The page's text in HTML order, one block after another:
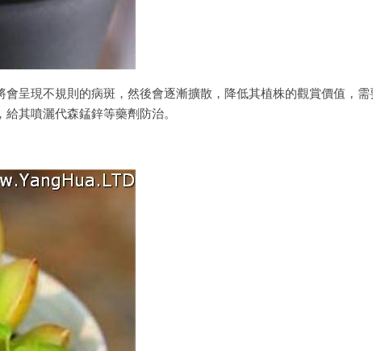
呈現不規則的病斑，然後會逐漸擴散，降低其植株的觀賞價值，需
其噴灑代森錳鋅等藥劑防治。